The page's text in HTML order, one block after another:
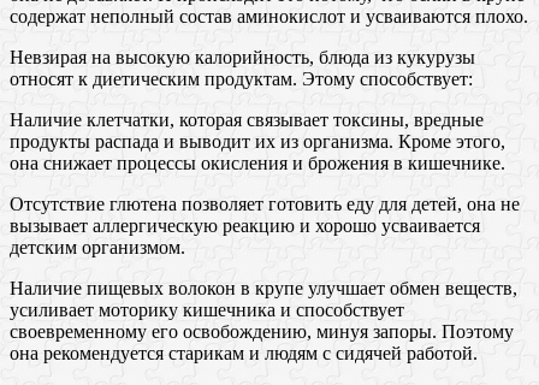
содержат неполный состав аминокислот и усваиваются плохо.
Невзирая на высокую калорийность, блюда из кукурузы
относят к диетическим продуктам. Этому способствует:
Наличие клетчатки, которая связывает токсины, вредные
продукты распада и выводит их из организма. Кроме этого,
она снижает процессы окисления и брожения в кишечнике.
Отсутствие глютена позволяет готовить еду для детей, она не
вызывает аллергическую реакцию и хорошо усваивается
детским организмом.
Наличие пищевых волокон в крупе улучшает обмен веществ,
усиливает моторику кишечника и способствует
своевременному его освобождению, минуя запоры. Поэтому
она рекомендуется старикам и людям с сидячей работой.